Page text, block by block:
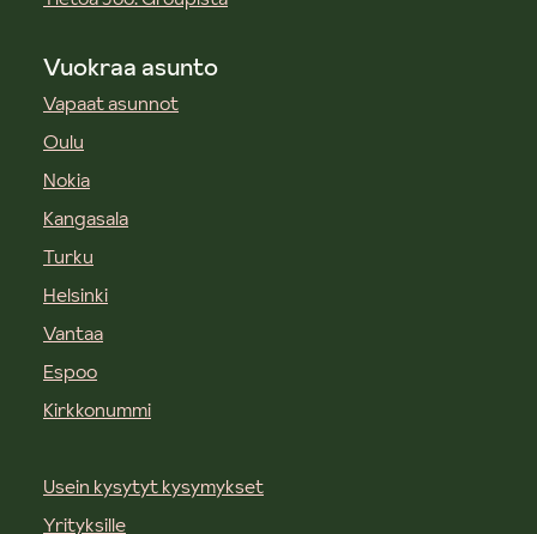
Vuokraa asunto
Vapaat asunnot
Oulu
Nokia
Kangasala
Turku
Helsinki
Vantaa
Espoo
Kirkkonummi
Usein kysytyt kysymykset
Yrityksille